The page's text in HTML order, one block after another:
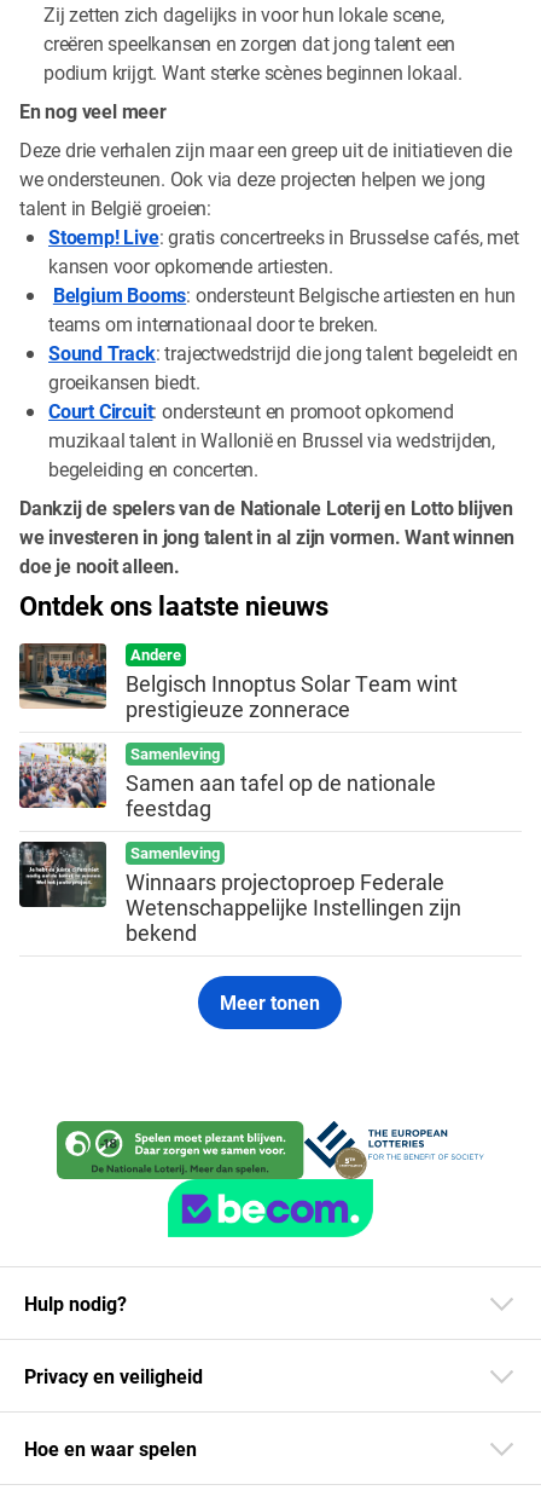
Zij zetten zich dagelijks in voor hun lokale scene,
creëren speelkansen en zorgen dat jong talent een
podium krijgt. Want sterke scènes beginnen lokaal.
En nog veel meer
Deze drie verhalen zijn maar een greep uit de initiatieven die
we ondersteunen. Ook via deze projecten helpen we jong
talent in België groeien:
Stoemp! Live: gratis concertreeks in Brusselse cafés, met
kansen voor opkomende artiesten.
Belgium Booms: ondersteunt Belgische artiesten en hun
teams om internationaal door te breken.
Sound Track: trajectwedstrijd die jong talent begeleidt en
groeikansen biedt.
Court Circuit: ondersteunt en promoot opkomend
muzikaal talent in Wallonië en Brussel via wedstrijden,
begeleiding en concerten.
Dankzij de spelers van de Nationale Loterij en Lotto blijven
we investeren in jong talent in al zijn vormen. Want winnen
doe je nooit alleen.
Ontdek ons laatste nieuws
Andere
Belgisch Innoptus Solar Team wint
prestigieuze zonnerace
Samenleving
Samen aan tafel op de nationale
feestdag
Samenleving
Winnaars projectoproep Federale
Wetenschappelijke Instellingen zijn
bekend
Meer tonen
Hulp nodig?
Privacy en veiligheid
Hoe en waar spelen